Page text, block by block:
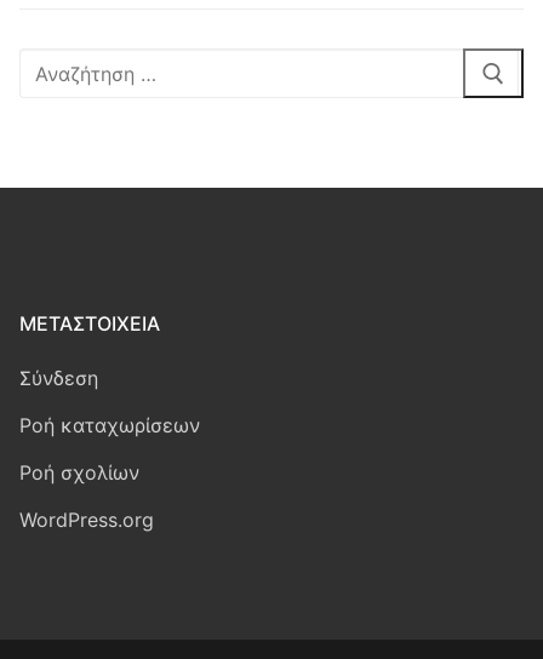
Αναζήτηση
ΜΕΤΑΣΤΟΙΧΕΊΑ
Σύνδεση
Ροή καταχωρίσεων
Ροή σχολίων
WordPress.org